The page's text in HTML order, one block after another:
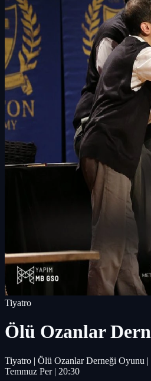
Tiyatro
Ölü Ozanlar
Tiyatro | Ölü Ozanlar Derneği Oyunu |
Temmuz Per | 20:30